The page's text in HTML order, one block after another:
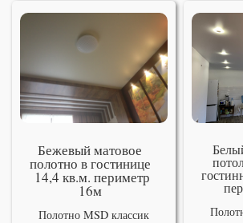
Бежевый матовое
полотно в гостинице
14,4 кв.м. периметр
16м
Полотно MSD классик